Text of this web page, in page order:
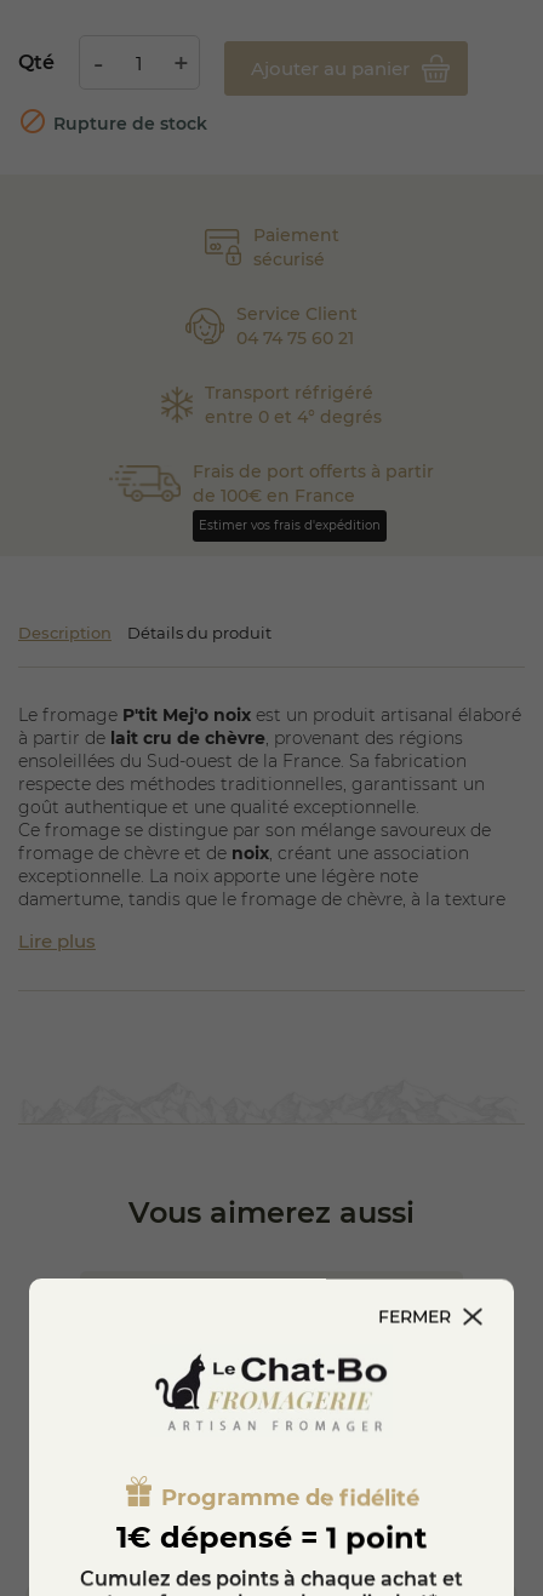
Paiement
sécurisé
Service Client
04 74 75 60 21
Transport réfrigéré
entre 0 et 4° degrés
Frais de port offerts à partir
de 100€ en France
Estimer vos frais d'expédition
Description Détails du produit
Le fromage P'tit Mej'o noix est un produit artisanal élaboré
à partir de lait cru de chèvre, provenant des régions
ensoleillées du Sud-ouest de la France. Sa fabrication
respecte des méthodes traditionnelles, garantissant un
goût authentique et une qualité exceptionnelle.
Ce fromage se distingue par son mélange savoureux de
fromage de chèvre et de noix, créant une association
exceptionnelle. La noix apporte une légère note
damertume, tandis que le fromage de chèvre, à la texture
grasse de 20%, il offre une onctuosité qui ravira vos papilles.
simple collation à des recettes plus élaborées.
Lire plus
Qté Ajouter au panier
 Rupture de stock
Vous aimerez aussi
FERMER
Programme de fidélité
1€ dépensé = 1 point
Cumulez des points à chaque achat et